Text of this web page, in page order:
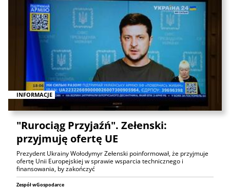
INFORMACJE
"Rurociąg Przyjaźń". Zełenski:
przyjmuję ofertę UE
Prezydent Ukrainy Wołodymyr Zełenski poinformował, że przyjmuje
ofertę Unii Europejskiej w sprawie wsparcia technicznego i
finansowania, by zakończyć
Zespół wGospodarce